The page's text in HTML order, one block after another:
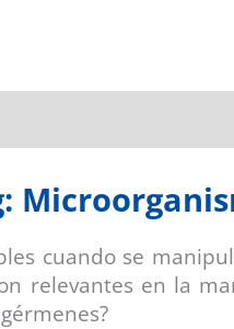
cuando se
relevantes en la